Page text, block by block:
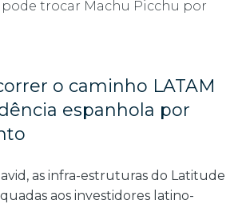
o caminho LATAM
espanhola por
as infra-estruturas do Latitude
aos investidores latino-